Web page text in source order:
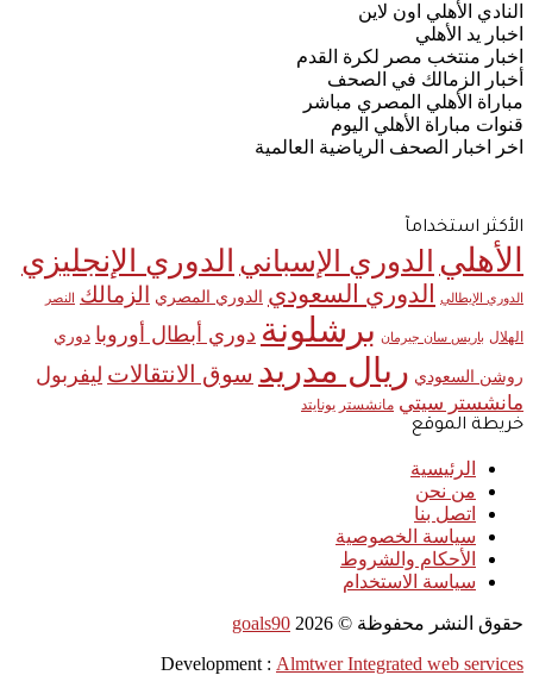
النادي الأهلي اون لاين
اخبار يد الأهلي
اخبار منتخب مصر لكرة القدم
أخبار الزمالك في الصحف
مباراة الأهلي المصري مباشر
قنوات مباراة الأهلي اليوم
اخر اخبار الصحف الرياضية العالمية
الأكثر استخدامآ
الأهلي الدوري الإسباني الدوري الإنجليزي
الدوري الإيطالي الدوري السعودي الدوري المصري الزمالك النصر
الهلال باريس سان جيرمان برشلونة دوري أبطال أوروبا دوري
روشن السعودي ريال مدريد سوق الانتقالات ليفربول
مانشستر سيتي مانشستر يونايتد
خريطة الموقع
الرئيسية
من نحن
اتصل بنا
سياسة الخصوصية
الأحكام والشروط
سياسة الاستخدام
حقوق النشر محفوظة © goals90 2026
Development : Almtwer Integrated web services